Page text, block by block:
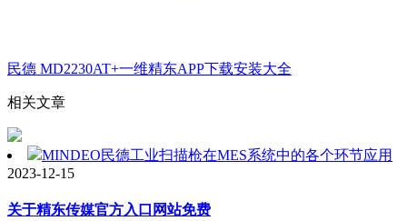
民德 MD2230AT+一维精东APP下载安装大全
相关文章
MINDEO民德工业扫描枪在MES系统中的各个环节应用
2023-12-15
关于精东传媒官方入口网站免费